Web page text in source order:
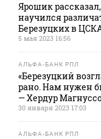
Ярошик
научился
Березуцких в
5 мая 2023 16:56
АЛЬФА-БАНК РПЛ
«Березуцкий
рано. Нам нужен
— Хердур
30 января 2023 17:03
АЛЬФА-БАНК РПЛ